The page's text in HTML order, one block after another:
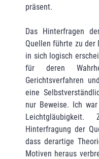
präsent.
Das Hinterfragen
Quellen führte zu der
in sich logisch
für deren
Gerichtsverfahren
eine
nur Beweise. Ich
Hinterfragung der
dass derartige
Motiven heraus